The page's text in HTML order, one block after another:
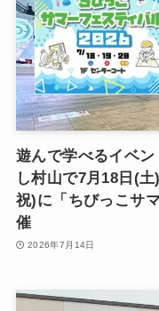
遊んで学べるイベ
し村山で7月18日(
祝)に「ちびっこサ
催
2026年7月14日